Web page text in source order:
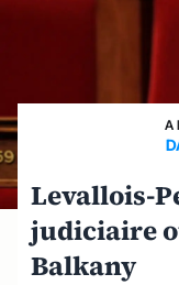
A
Levallois-
judiciaire
Balkany